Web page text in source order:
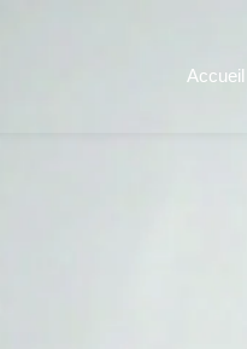
Accueil